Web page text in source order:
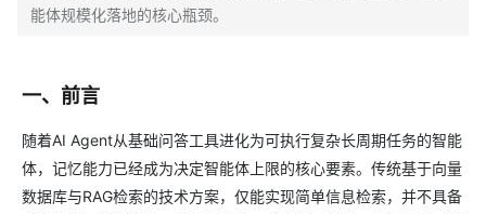
能体规模化落地的核心瓶颈。
一、前言
随着AI Agent从基础问答工具进化为可执行复杂长周期任务的智能
体，记忆能力已经成为决定智能体上限的核心要素。传统基于向量
数据库与RAG检索的技术方案，仅能实现简单信息检索，并不具备